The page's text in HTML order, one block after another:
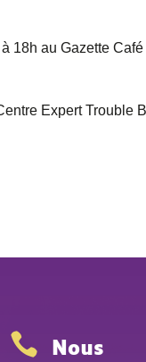
à 18h au Gazette Café
Expert Trouble

Nous